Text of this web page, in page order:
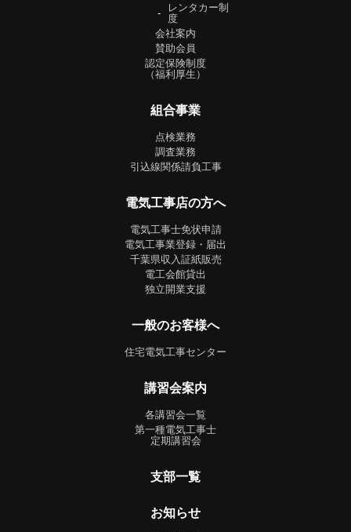
レンタカー制
度
会社案内
賛助会員
認定保険制度
（福利厚生）
組合事業
点検業務
調査業務
引込線関係請負工事
電気工事店の方へ
電気工事士免状申請
電気工事業登録・届出
千葉県収入証紙販売
電工会館貸出
独立開業支援
一般のお客様へ
住宅電気工事センター
講習会案内
各講習会一覧
第一種電気工事士
定期講習会
支部一覧
お知らせ